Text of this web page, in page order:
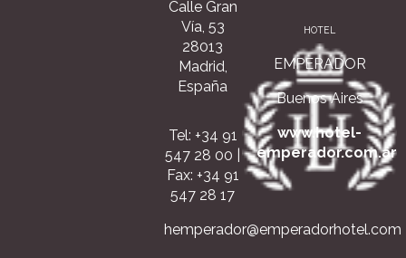
Calle Gran
Vía, 53
28013
Madrid,
España
Tel: +34 91
547 28 00
Fax: +34 91
547 28 17
hemperador@emperadorhotel.com
HOTEL
EMPERADOR
Buenos Aires
www.hotel-
emperador.com.ar